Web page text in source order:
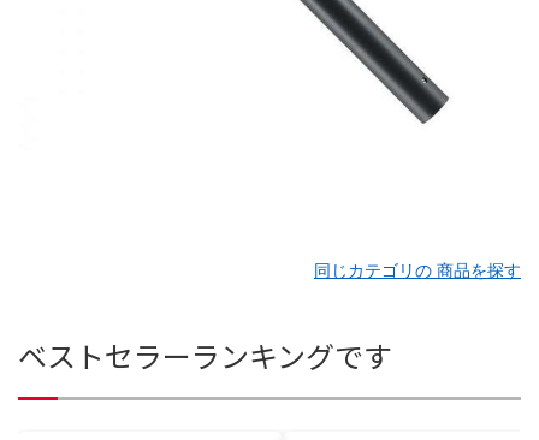
同じカテゴリの 商品を探す
ベストセラーランキングです